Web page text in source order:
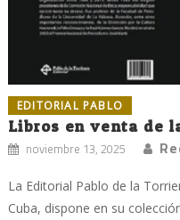
EDITORIAL PABLO
Libros en venta de
noviembre 13, 2025
La Editorial Pablo de la
Cuba, dispone en su